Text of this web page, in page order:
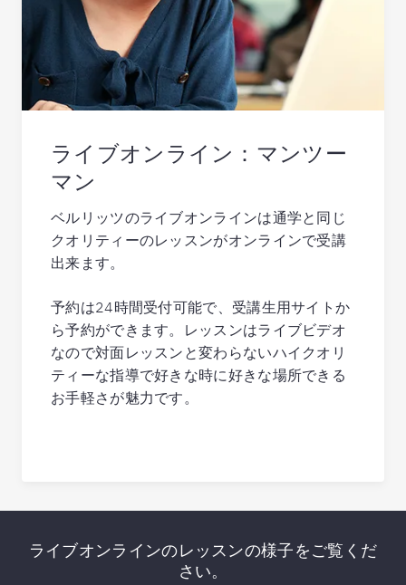
ライブオンライン：マンツー
マン
ベルリッツのライブオンラインは通学と同じ
クオリティーのレッスンがオンラインで受講
出来ます。
予約は24時間受付可能で、受講生用サイトか
ら予約ができます。レッスンはライブビデオ
なので対面レッスンと変わらないハイクオリ
ティーな指導で好きな時に好きな場所できる
お手軽さが魅力です。
ライブオンラインのレッスンの様子をご覧くだ
さい。